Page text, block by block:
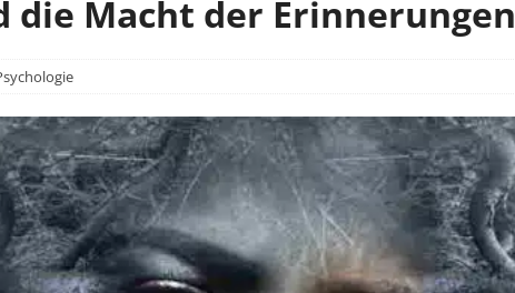
die Macht der Erinnerungen